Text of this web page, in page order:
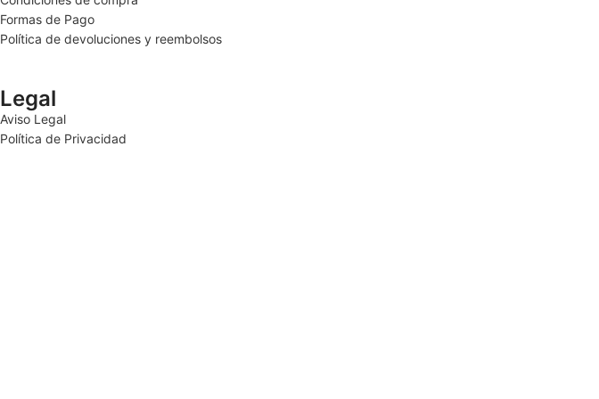
Formas de Pago
Política de devoluciones y reembolsos
Legal
Aviso Legal
Política de Privacidad